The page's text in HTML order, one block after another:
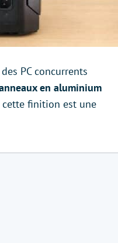
PC concurrents
en aluminium
cette finition est une